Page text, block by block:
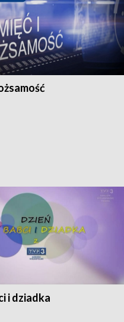
i dziadka